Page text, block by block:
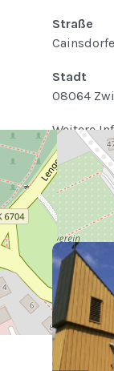
Straße
Stadt
08064
Weitere
hier:
https://
st-